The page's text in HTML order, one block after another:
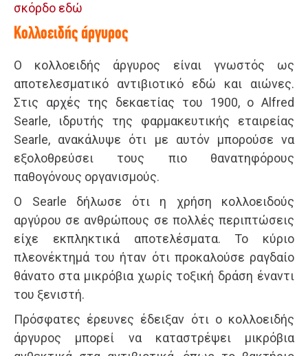
σκόρδο εδώ
Κολλοειδής άργυρος
Ο κολλοειδής άργυρος είναι γνωστός ως
αποτελεσματικό αντιβιοτικό εδώ και αιώνες.
Στις αρχές της δεκαετίας του 1900, ο Alfred
Searle, ιδρυτής της φαρμακευτικής εταιρείας
Searle, ανακάλυψε ότι με αυτόν μπορούσε να
εξολοθρεύσει τους πιο θανατηφόρους
παθογόνους οργανισμούς.
Ο Searle δήλωσε ότι η χρήση κολλοειδούς
αργύρου σε ανθρώπους σε πολλές περιπτώσεις
είχε εκπληκτικά αποτελέσματα. Το κύριο
πλεονέκτημά του ήταν ότι προκαλούσε ραγδαίο
θάνατο στα μικρόβια χωρίς τοξική δράση έναντι
του ξενιστή.
Πρόσφατες έρευνες έδειξαν ότι ο κολλοειδής
άργυρος μπορεί να καταστρέψει μικρόβια